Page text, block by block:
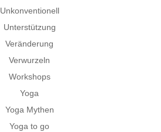
Unkonventionell
Unterstützung
Veränderung
Verwurzeln
Workshops
Yoga
Yoga Mythen
Yoga to go